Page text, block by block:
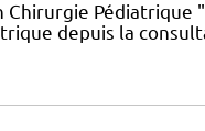
Chirurgie
depuis la